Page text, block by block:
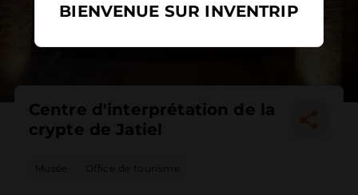
Centre d'interprétation de la
crypte de Jatiel
Musée Office de tourisme
BIENVENUE SUR INVENTRIP